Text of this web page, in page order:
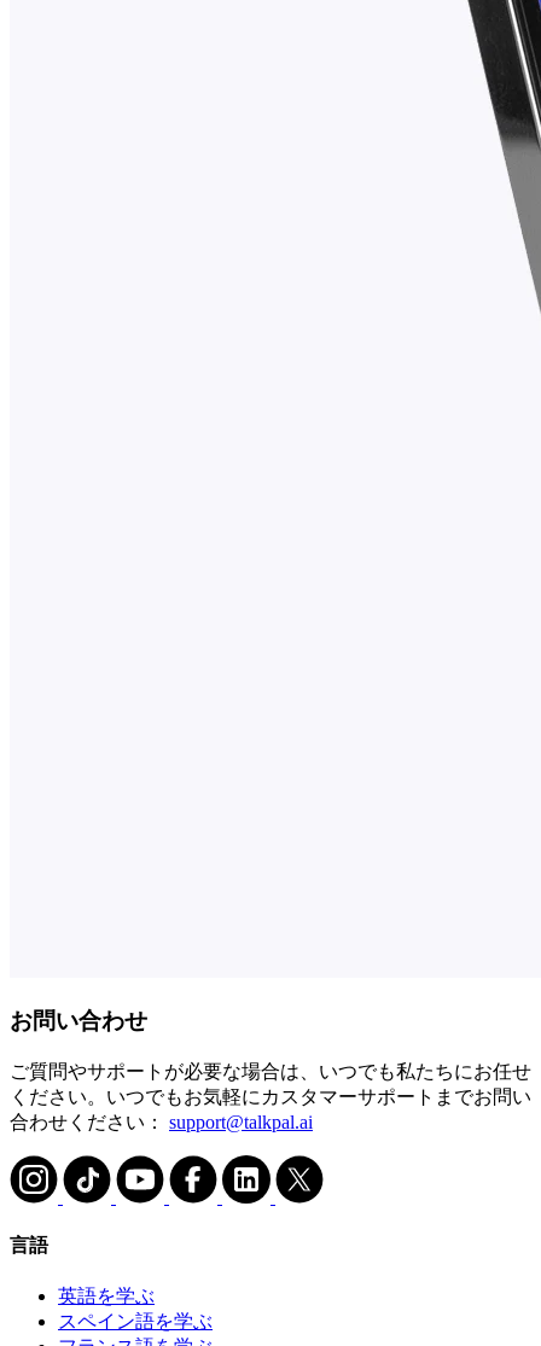
お問い合わせ
ご質問やサポートが必要な場合は、いつでも私たちにお任せ
ください。いつでもお気軽にカスタマーサポートまでお問い
合わせください： support@talkpal.ai
言語
英語を学ぶ
スペイン語を学ぶ